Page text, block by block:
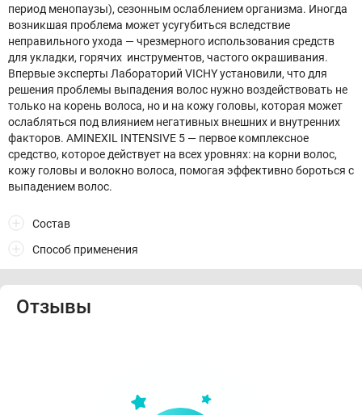
период менопаузы), сезонным ослаблением организма. Иногда
возникшая проблема может усугубиться вследствие
неправильного ухода — чрезмерного использования средств
для укладки, горячих инструментов, частого окрашивания.
Впервые эксперты Лабораторий VICHY установили, что для
решения проблемы выпадения волос нужно воздействовать не
только на корень волоса, но и на кожу головы, которая может
ослабляться под влиянием негативных внешних и внутренних
факторов. AMINEXIL INTENSIVE 5 — первое комплексное
средство, которое действует на всех уровнях: на корни волос,
кожу головы и волокно волоса, помогая эффективно бороться с
выпадением волос.
Состав
Способ применения
Отзывы